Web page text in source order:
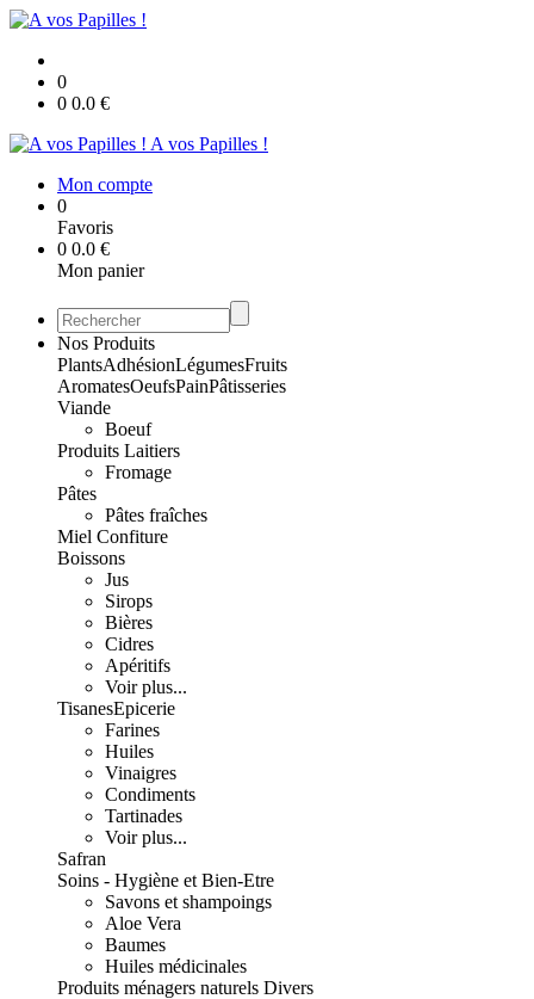
0
0 0.0 €
A vos Papilles !
Mon compte
0
Favoris
0 0.0 €
Mon panier
Nos Produits
PlantsAdhésionLégumesFruits
AromatesOeufsPainPâtisseries
Viande
Boeuf
Produits Laitiers
Fromage
Pâtes
Pâtes fraîches
Miel Confiture
Boissons
Jus
Sirops
Bières
Cidres
Apéritifs
Voir plus...
TisanesEpicerie
Farines
Huiles
Vinaigres
Condiments
Tartinades
Voir plus...
Safran
Soins - Hygiène et Bien-Etre
Savons et shampoings
Aloe Vera
Baumes
Huiles médicinales
Produits ménagers naturels Divers